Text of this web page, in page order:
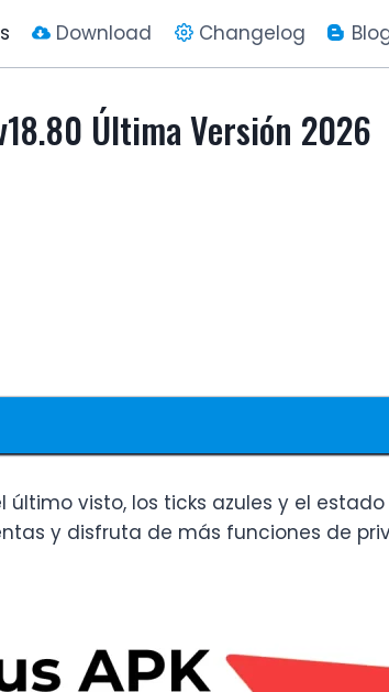
Download Changelog
Última Versión 2026
visto, los ticks azules y el
y disfruta de más funciones de